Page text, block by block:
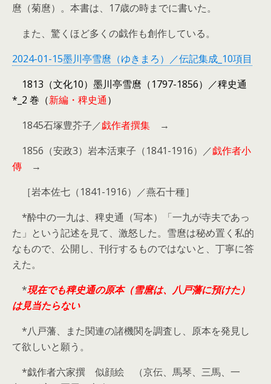
麿（菊麿）。本書は、17歳の時までに書いた。
また、驚くほど多くの戯作も創作している。
2024-01-15墨川亭雪麿（ゆきまろ）／伝記集成_10項目
1813（文化10）墨川亭雪麿（1797-1856）／稗史通
*_2 巻（新編・稗史通）
1845石塚豊芥子／戯作者撰集 →
1856（安政3）岩本活東子（1841-1916）／戯作者小
傳 →
［岩本佐七（1841-1916）／燕石十種］
*酔中の一九は、稗史通（写本）「一九が寺夫であっ
た」という記述を見て、激怒した。雪麿は秘め置く私的
なもので、公開し、刊行するものではないと、丁寧に答
えた。
*現在でも稗史通の原本（雪麿は、八戸藩に預けた）
は見当たらない
*八戸藩、また関連の諸機関を調査し、原本を発見し
て欲しいと願う。
*戯作者六家撰 似顔絵 （京伝、馬琴、三馬、一